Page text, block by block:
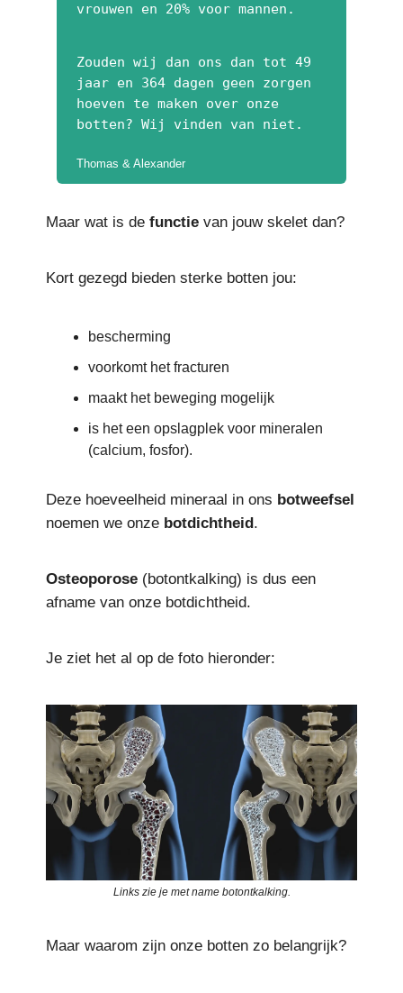
vrouwen en 20% voor mannen.
Zouden wij dan ons dan tot 49
jaar en 364 dagen geen zorgen
hoeven te maken over onze
botten? Wij vinden van niet.
Thomas & Alexander
Maar wat is de functie van jouw skelet dan?
Kort gezegd bieden sterke botten jou:
bescherming
voorkomt het fracturen
maakt het beweging mogelijk
is het een opslagplek voor mineralen
(calcium, fosfor).
Deze hoeveelheid mineraal in ons botweefsel
noemen we onze botdichtheid .
Osteoporose (botontkalking) is dus een
afname van onze botdichtheid.
Je ziet het al op de foto hieronder:
Links zie je met name botontkalking.
Maar waarom zijn onze botten zo belangrijk?